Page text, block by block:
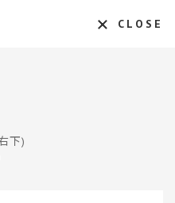
CLOSE
下)